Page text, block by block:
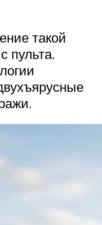
такой
пульта.